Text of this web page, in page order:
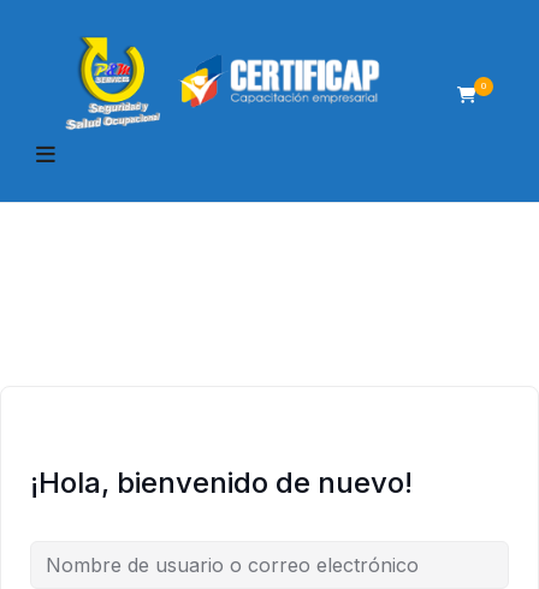
0
¡Hola, bienvenido de nuevo!